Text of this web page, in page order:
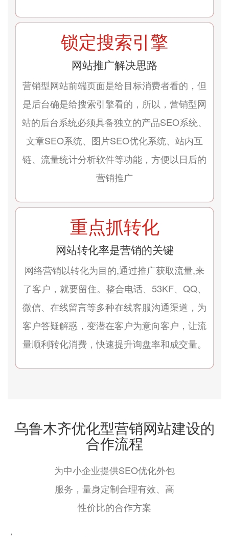
锁定搜索引擎
网站推广解决思路
营销型网站前端页面是给目标消费者看的，但
是后台确是给搜索引擎看的，所以，营销型网
站的后台系统必须具备独立的产品SEO系统、
文章SEO系统、图片SEO优化系统、站内互
链、流量统计分析软件等功能，方便以日后的
营销推广
重点抓转化
网站转化率是营销的关键
网络营销以转化为目的,通过推广获取流量,来
了客户，就要留住。整合电话、53KF、QQ、
微信、在线留言等多种在线客服沟通渠道，为
客户答疑解惑，变潜在客户为意向客户，让流
量顺利转化消费，快速提升询盘率和成交量。
乌鲁木齐优化型营销网站建设的
合作流程
为中小企业提供SEO优化外包
服务，量身定制合理有效、高
性价比的合作方案
,